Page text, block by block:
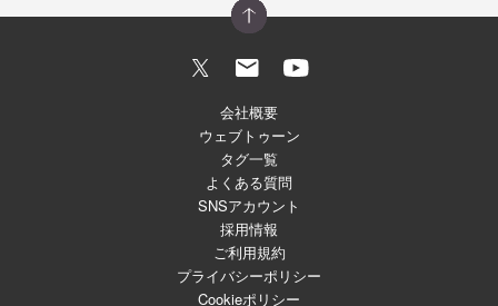
会社概要
ウェブトゥーン
タグ一覧
よくある質問
SNSアカウント
採用情報
ご利用規約
プライバシーポリシー
Cookieポリシー